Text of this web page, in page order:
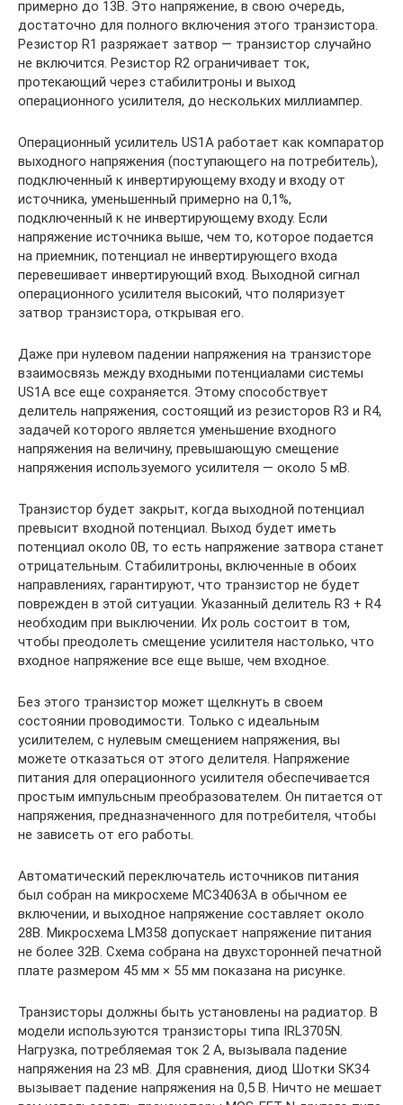
примерно до 13В. Это напряжение, в свою очередь,
достаточно для полного включения этого транзистора.
Резистор R1 разряжает затвор — транзистор случайно
не включится. Резистор R2 ограничивает ток,
протекающий через стабилитроны и выход
операционного усилителя, до нескольких миллиампер.
Операционный усилитель US1A работает как компаратор
выходного напряжения (поступающего на потребитель),
подключенный к инвертирующему входу и входу от
источника, уменьшенный примерно на 0,1%,
подключенный к не инвертирующему входу. Если
напряжение источника выше, чем то, которое подается
на приемник, потенциал не инвертирующего входа
перевешивает инвертирующий вход. Выходной сигнал
операционного усилителя высокий, что поляризует
затвор транзистора, открывая его.
Даже при нулевом падении напряжения на транзисторе
взаимосвязь между входными потенциалами системы
US1A все еще сохраняется. Этому способствует
делитель напряжения, состоящий из резисторов R3 и R4,
задачей которого является уменьшение входного
напряжения на величину, превышающую смещение
напряжения используемого усилителя — около 5 мВ.
Транзистор будет закрыт, когда выходной потенциал
превысит входной потенциал. Выход будет иметь
потенциал около 0В, то есть напряжение затвора станет
отрицательным. Стабилитроны, включенные в обоих
направлениях, гарантируют, что транзистор не будет
поврежден в этой ситуации. Указанный делитель R3 + R4
необходим при выключении. Их роль состоит в том,
чтобы преодолеть смещение усилителя настолько, что
входное напряжение все еще выше, чем входное.
Без этого транзистор может щелкнуть в своем
состоянии проводимости. Только с идеальным
усилителем, с нулевым смещением напряжения, вы
можете отказаться от этого делителя. Напряжение
питания для операционного усилителя обеспечивается
простым импульсным преобразователем. Он питается от
напряжения, предназначенного для потребителя, чтобы
не зависеть от его работы.
Автоматический переключатель источников питания
был собран на микросхеме MC34063A в обычном ее
включении, и выходное напряжение составляет около
28В. Микросхема LM358 допускает напряжение питания
не более 32В. Схема собрана на двухсторонней печатной
плате размером 45 мм × 55 мм показана на рисунке.
Транзисторы должны быть установлены на радиатор. В
модели используются транзисторы типа IRL3705N.
Нагрузка, потребляемая ток 2 А, вызывала падение
напряжения на 23 мВ. Для сравнения, диод Шотки SK34
вызывает падение напряжения на 0,5 В. Ничто не мешает